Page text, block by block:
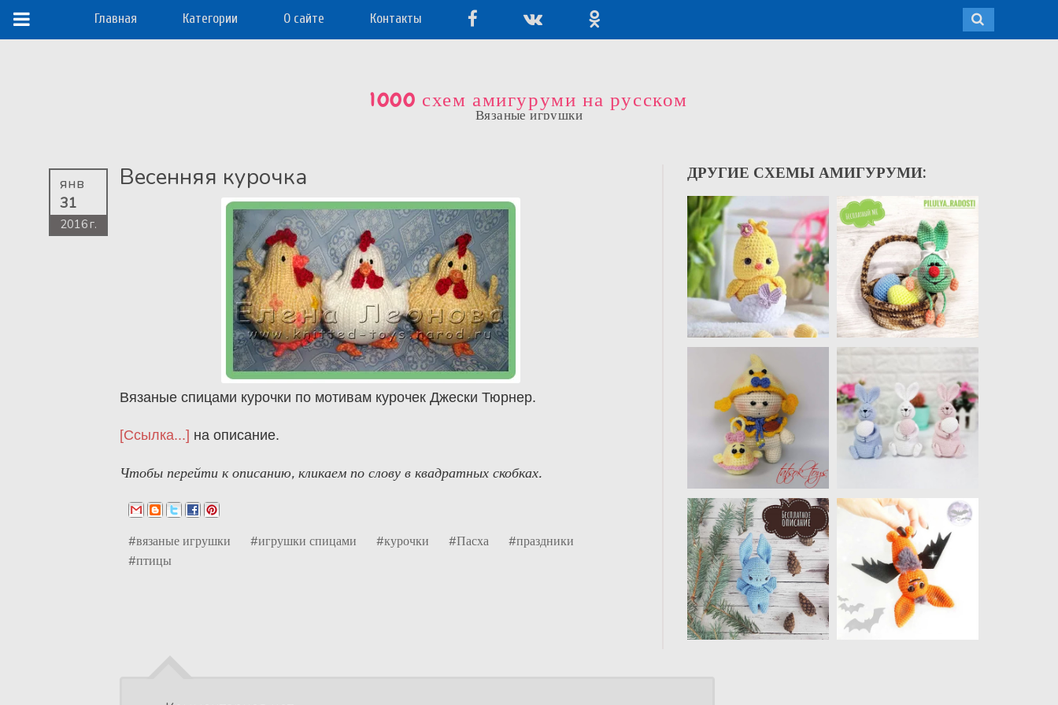
Главная Категории О сайте Контакты
1000 схем амигуруми на русском
Вязаные игрушки
Весенняя курочка
янв
31
2016 г.
Вязаные спицами курочки по мотивам курочек Джески Тюрнер.
[Ссылка...] на описание.
Чтобы перейти к описанию, кликаем по слову в квадратных скобках.
#вязаные игрушки #игрушки спицами #курочки #Пасха
#праздники
#птицы
ДРУГИЕ СХЕМЫ АМИГУРУМИ: